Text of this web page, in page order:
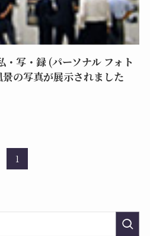
・写・録 (パーソナル フォト
の写真が展示されました
1